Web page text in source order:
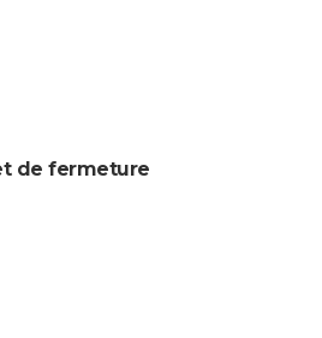
de fermeture